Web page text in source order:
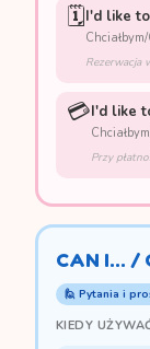
🗓️I'd like
Rezerwacja
💳I'd like
Przy
CAN I... /
🙋 Pytania i
KIEDY